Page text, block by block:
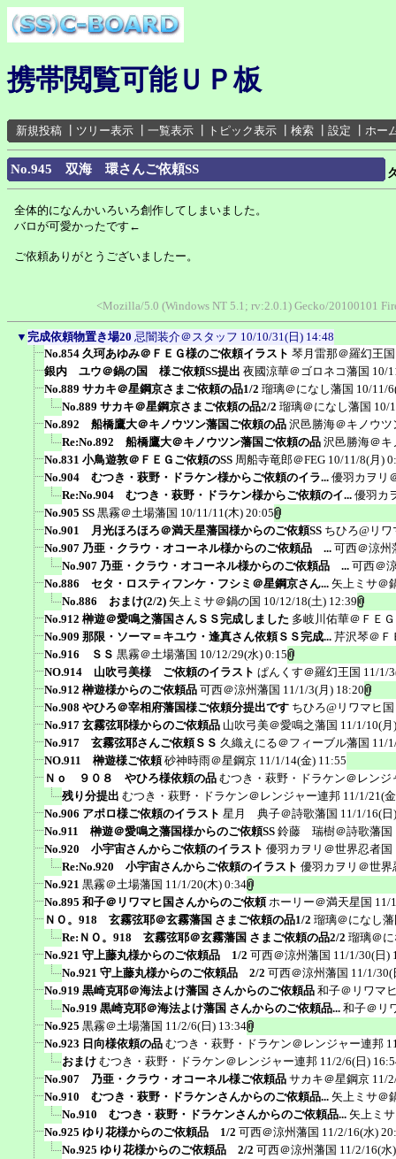
携帯閲覧可能ＵＰ板
新規投稿 ツリー表示 一覧表示 トピック表示 検索 設定 ホー
No.945 双海 環さんご依頼SS
全体的になんかいろいろ創作してしまいました。
バロが可愛かったです←
ご依頼ありがとうございましたー。
<Mozilla/5.0 (Windows NT 5.1; rv:2.0.1) Gecko/20100101
▼ 完成依頼物置き場20 忌闇装介＠スタッフ 10/10/31(日) 14:48
No.854 久珂あゆみ＠ＦＥＧ様のご依頼イラスト 琴月雷那＠羅幻王国
銀内 ユウ＠鍋の国 様ご依頼SS提出 夜國涼華＠ゴロネコ藩国 10/
No.889 サカキ＠星鋼京さまご依頼の品1/2 瑠璃＠になし藩国 10/11/
No.889 サカキ＠星鋼京さまご依頼の品2/2 瑠璃＠になし藩国 10/
No.892 船橋鷹大＠キノウツン藩国ご依頼の品 沢邑勝海＠キノウツ
Re:No.892 船橋鷹大＠キノウツン藩国ご依頼の品 沢邑勝海＠キ
No.831 小鳥遊敦＠ＦＥＧご依頼のSS 周船寺竜郎＠FEG 10/11/8(月)
No.904 むつき・萩野・ドラケン様からご依頼のイラ... 優羽カヲリ
Re:No.904 むつき・萩野・ドラケン様からご依頼のイ... 優羽カ
No.905 SS 黒霧＠土場藩国 10/11/11(木) 20:05
No.901 月光ほろほろ＠満天星藩国様からのご依頼SS ちひろ@リワ
No.907 乃亜・クラウ・オコーネル様からのご依頼品 ... 可西＠涼州
No.907 乃亜・クラウ・オコーネル様からのご依頼品 ... 可西＠
No.886 セタ・ロスティフンケ・フシミ＠星鋼京さん... 矢上ミサ＠
No.886 おまけ(2/2) 矢上ミサ＠鍋の国 10/12/18(土) 12:39
No.912 榊遊＠愛鳴之藩国さんＳＳ完成しました 多岐川佑華＠ＦＥＧ
No.909 那限・ソーマ＝キユウ・逢真さん依頼ＳＳ完成... 芹沢琴＠Ｆ
No.916 ＳＳ 黒霧＠土場藩国 10/12/29(水) 0:15
NO.914 山吹弓美様 ご依頼のイラスト ぱんくす＠羅幻王国 11/1/
No.912 榊遊様からのご依頼品 可西＠涼州藩国 11/1/3(月) 18:20
No.908 やひろ＠宰相府藩国様ご依頼分提出です ちひろ@リワマヒ国
No.917 玄霧弦耶様からのご依頼品 山吹弓美＠愛鳴之藩国 11/1/10(月
No.917 玄霧弦耶さんご依頼ＳＳ 久織えにる＠フィーブル藩国 11/
NO.911 榊遊様ご依頼 砂神時雨＠星鋼京 11/1/14(金) 11:55
Ｎｏ ９０８ やひろ様依頼の品 むつき・萩野・ドラケン＠レンジ
残り分提出 むつき・萩野・ドラケン＠レンジャー連邦 11/1/21(
No.906 アポロ様ご依頼のイラスト 星月 典子＠詩歌藩国 11/1/16(日
No.911 榊遊＠愛鳴之藩国様からのご依頼SS 鈴藤 瑞樹＠詩歌藩国
No.920 小宇宙さんからご依頼のイラスト 優羽カヲリ＠世界忍者国
Re:No.920 小宇宙さんからご依頼のイラスト 優羽カヲリ＠世界
No.921 黒霧＠土場藩国 11/1/20(木) 0:34
No.895 和子＠リワマヒ国さんからのご依頼 ホーリー＠満天星国 11/
ＮＯ。918 玄霧弦耶＠玄霧藩国 さまご依頼の品1/2 瑠璃＠になし
Re:ＮＯ。918 玄霧弦耶＠玄霧藩国 さまご依頼の品2/2 瑠璃＠
No.921 守上藤丸様からのご依頼品 1/2 可西＠涼州藩国 11/1/30(日)
No.921 守上藤丸様からのご依頼品 2/2 可西＠涼州藩国 11/1/30(
No.919 黒崎克耶＠海法よけ藩国 さんからのご依頼品 和子＠リワマ
No.919 黒崎克耶＠海法よけ藩国 さんからのご依頼品... 和子＠リ
No.925 黒霧＠土場藩国 11/2/6(日) 13:34
No.923 日向様依頼の品 むつき・萩野・ドラケン＠レンジャー連邦
おまけ むつき・萩野・ドラケン＠レンジャー連邦 11/2/6(日)
No.907 乃亜・クラウ・オコーネル様ご依頼品 サカキ＠星鋼京 11/
No.910 むつき・萩野・ドラケンさんからのご依頼品... 矢上ミサ＠
No.910 むつき・萩野・ドラケンさんからのご依頼品... 矢上ミ
No.925 ゆり花様からのご依頼品 1/2 可西＠涼州藩国 11/2/16(水)
No.925 ゆり花様からのご依頼品 2/2 可西＠涼州藩国 11/2/16(水